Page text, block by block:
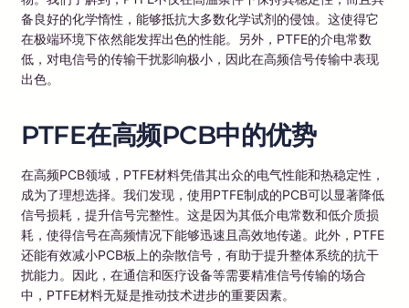
备良好的化学惰性，能够抵抗大多数化学试剂的侵蚀。这使得它
在极端环境下依然能发挥出色的性能。另外，PTFE的介电常数
低，对电信号的传输干扰影响极小，因此在高频信号传输中表现
出色。
PTFE在高频PCB中的优势
在高频PCB领域，PTFE材料凭借其出众的电气性能和热稳定性，
成为了理想选择。我们发现，使用PTFE制成的PCB可以显著降低
信号损耗，提升信号完整性。这是因为其低介电常数和低介质损
耗，使得信号在高频情况下能够迅速且高效地传递。此外，PTFE
还能有效减小PCB板上的杂散信号，有助于提升整体系统的抗干
扰能力。因此，在通信和医疗设备等需要精准信号传输的场合
中，PTFE材料无疑是推动技术进步的重要因素。